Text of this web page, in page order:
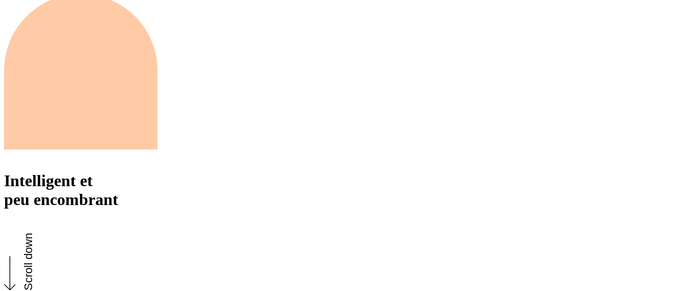
Intelligent et
peu encombrant
Scroll down